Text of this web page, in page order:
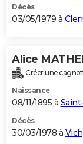
Décès
03/05/1979 à
Alice
Créer une
Naissance
08/11/1895 à
Décès
30/03/1978 à